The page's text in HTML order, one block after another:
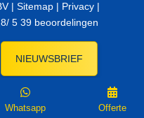
| Sitemap | Privacy |
/ 5 39 beoordelingen
NIEUWSBRIEF
Whatsapp Offerte